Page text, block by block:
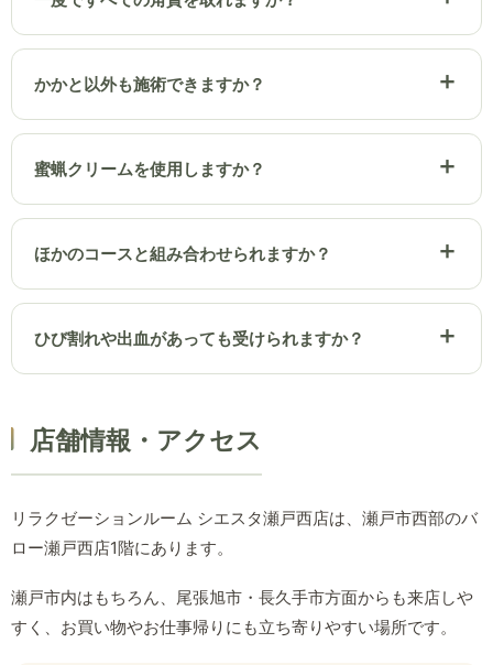
かかと以外も施術できますか？
蜜蝋クリームを使用しますか？
ほかのコースと組み合わせられますか？
ひび割れや出血があっても受けられますか？
店舗情報・アクセス
リラクゼーションルーム シエスタ瀬戸西店は、瀬戸市西部のバ
ロー瀬戸西店1階にあります。
瀬戸市内はもちろん、尾張旭市・長久手市方面からも来店しや
すく、お買い物やお仕事帰りにも立ち寄りやすい場所です。